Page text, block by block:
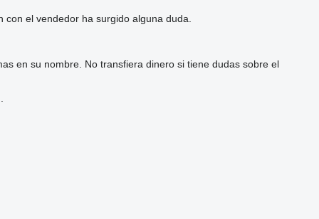
el vendedor ha surgido alguna duda.
en su nombre. No transfiera dinero si tiene dudas sobre el